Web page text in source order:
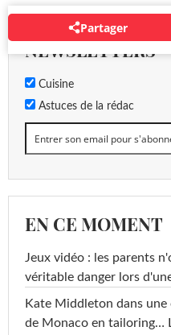
Partager
NEWSLETTERS
Cuisine
Astuces de la rédac
EN CE MOMENT
Jeux vidéo : les parents
véritable danger lors
Kate Middleton dans
de Monaco en tailoring…